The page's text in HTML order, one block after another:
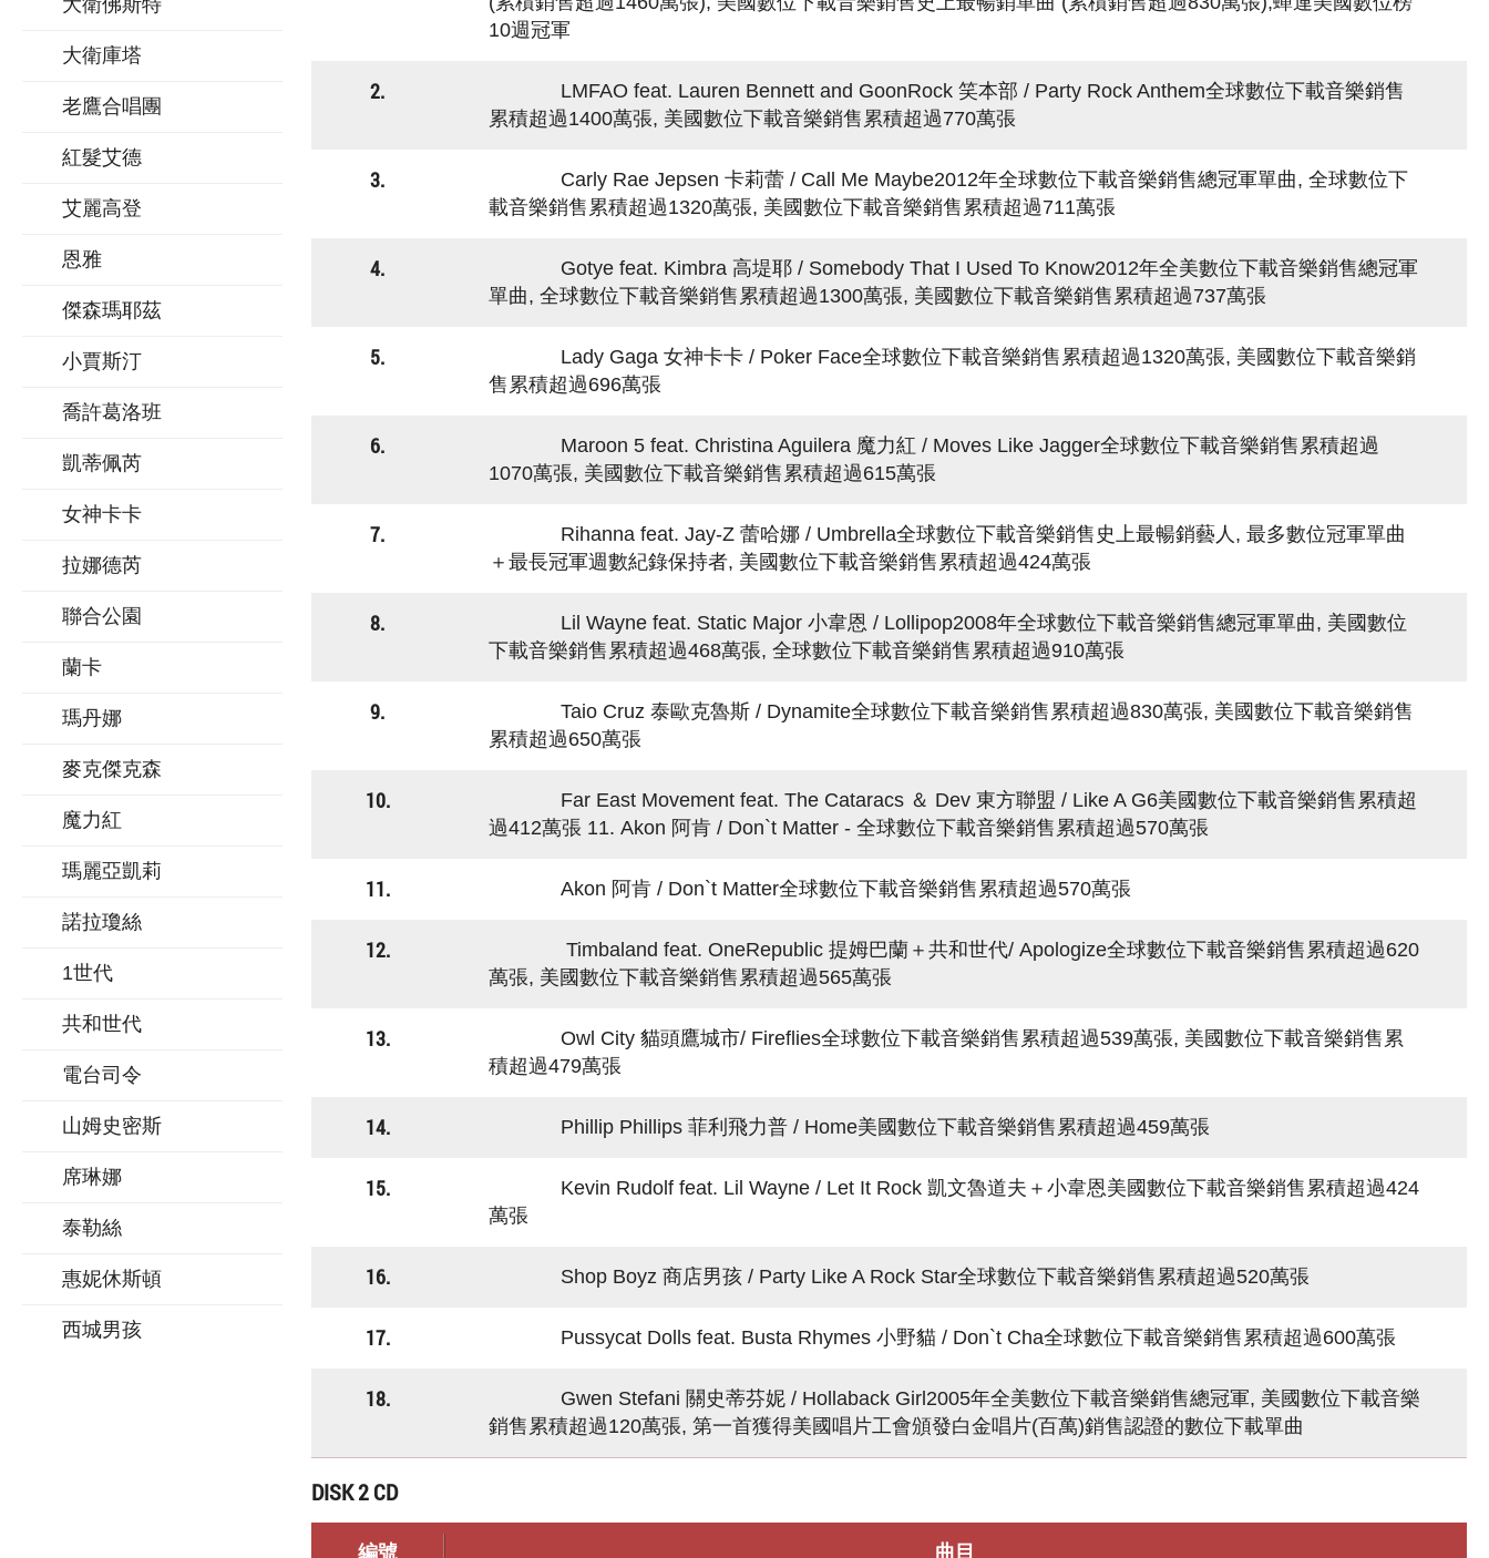
大衛佛斯特
大衛庫塔
老鷹合唱團
紅髮艾德
艾麗高登
恩雅
傑森瑪耶茲
小賈斯汀
喬許葛洛班
凱蒂佩芮
女神卡卡
拉娜德芮
聯合公園
蘭卡
瑪丹娜
麥克傑克森
魔力紅
瑪麗亞凱莉
諾拉瓊絲
1世代
共和世代
電台司令
山姆史密斯
席琳娜
泰勒絲
惠妮休斯頓
西城男孩
10週冠軍
2.
LMFAO feat. Lauren Bennett and GoonRock 笑本部 / Party Rock Anthem全球數位下載音樂銷售
累積超過1400萬張, 美國數位下載音樂銷售累積超過770萬張
3.
Carly Rae Jepsen 卡莉蕾 / Call Me Maybe2012年全球數位下載音樂銷售總冠軍單曲, 全球數位下
載音樂銷售累積超過1320萬張, 美國數位下載音樂銷售累積超過711萬張
4.
Gotye feat. Kimbra 高堤耶 / Somebody That I Used To Know2012年全美數位下載音樂銷售總冠軍
單曲, 全球數位下載音樂銷售累積超過1300萬張, 美國數位下載音樂銷售累積超過737萬張
5.
Lady Gaga 女神卡卡 / Poker Face全球數位下載音樂銷售累積超過1320萬張, 美國數位下載音樂銷
售累積超過696萬張
6.
Maroon 5 feat. Christina Aguilera 魔力紅 / Moves Like Jagger全球數位下載音樂銷售累積超過
1070萬張, 美國數位下載音樂銷售累積超過615萬張
7.
Rihanna feat. Jay-Z 蕾哈娜 / Umbrella全球數位下載音樂銷售史上最暢銷藝人, 最多數位冠軍單曲
＋最長冠軍週數紀錄保持者, 美國數位下載音樂銷售累積超過424萬張
8.
Lil Wayne feat. Static Major 小韋恩 / Lollipop2008年全球數位下載音樂銷售總冠軍單曲, 美國數位
下載音樂銷售累積超過468萬張, 全球數位下載音樂銷售累積超過910萬張
9.
Taio Cruz 泰歐克魯斯 / Dynamite全球數位下載音樂銷售累積超過830萬張, 美國數位下載音樂銷售
累積超過650萬張
10.
Far East Movement feat. The Cataracs ＆ Dev 東方聯盟 / Like A G6美國數位下載音樂銷售累積超
過412萬張 11. Akon 阿肯 / Don`t Matter - 全球數位下載音樂銷售累積超過570萬張
11. Akon 阿肯 / Don`t Matter全球數位下載音樂銷售累積超過570萬張
12.
Timbaland feat. OneRepublic 提姆巴蘭＋共和世代/ Apologize全球數位下載音樂銷售累積超過620
萬張, 美國數位下載音樂銷售累積超過565萬張
13.
Owl City 貓頭鷹城市/ Fireflies全球數位下載音樂銷售累積超過539萬張, 美國數位下載音樂銷售累
積超過479萬張
14. Phillip Phillips 菲利飛力普 / Home美國數位下載音樂銷售累積超過459萬張
15.
Kevin Rudolf feat. Lil Wayne / Let It Rock 凱文魯道夫＋小韋恩美國數位下載音樂銷售累積超過424
萬張
16. Shop Boyz 商店男孩 / Party Like A Rock Star全球數位下載音樂銷售累積超過520萬張
17. Pussycat Dolls feat. Busta Rhymes 小野貓 / Don`t Cha全球數位下載音樂銷售累積超過600萬張
18.
Gwen Stefani 關史蒂芬妮 / Hollaback Girl2005年全美數位下載音樂銷售總冠軍, 美國數位下載音樂
銷售累積超過120萬張, 第一首獲得美國唱片工會頒發白金唱片(百萬)銷售認證的數位下載單曲
DISK 2 CD
編號 曲目